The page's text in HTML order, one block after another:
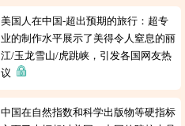
美国人在中国-超出预期的旅行：超专
业的制作水平展示了美得令人窒息的丽
江/玉龙雪山/虎跳峡，引发各国网友热
议
中国在自然指数和科学出版物等硬指标